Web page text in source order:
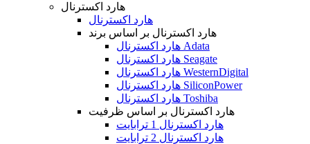
هارد اکسترنال
هارد اکسترنال
هارد اکسترنال بر اساس برند
هارد اکسترنال Adata
هارد اکسترنال Seagate
هارد اکسترنال WesternDigital
هارد اکسترنال SiliconPower
هارد اکسترنال Toshiba
هارد اکسترنال بر اساس ظرفیت
هارد اکسترنال 1 ترابایت
هارد اکسترنال 2 ترابایت